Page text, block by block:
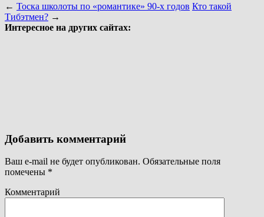
← Тоска школоты по «романтике» 90-х годов Кто такой
Тибэтмен? →
Интересное на других сайтах:
Добавить комментарий
Ваш e-mail не будет опубликован. Обязательные поля
помечены *
Комментарий